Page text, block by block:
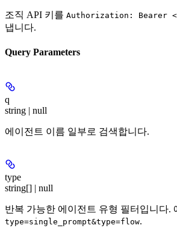
조직 API 키를 Authorization: Bearer
냅니다.
Query Parameters
q
string | null
에이전트 이름 일부로 검색합니다.
type
string[] | null
반복 가능한 에이전트 유형 필터입니다.
type=single_prompt&type=flow.